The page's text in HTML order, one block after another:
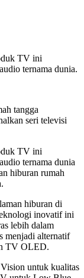
TV ini
ternama dunia.
tangga
seri televisi
TV ini
ternama dunia
hiburan rumah
hiburan di
inovatif ini
lebih dalam
menjadi alternatif
TV OLED.
untuk kualitas